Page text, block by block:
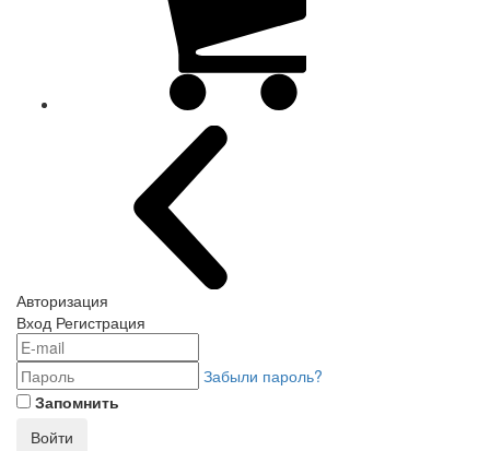
Авторизация
Вход Регистрация
Забыли пароль?
Запомнить
Войти